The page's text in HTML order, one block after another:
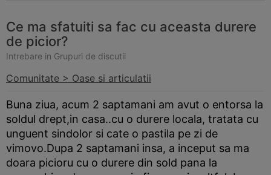
Ce ma sfatuiti sa fac cu aceasta durere
de picior?
Intrebare in Grupuri de discutii
Comunitate > Oase si articulatii
Buna ziua, acum 2 saptamani am avut o entorsa la
soldul drept,in casa..cu o durere locala, tratata cu
unguent sindolor si cate o pastila pe zi de
vimovo.Dupa 2 saptamani insa, a inceput sa ma
doara picioru cu o durere din sold pana la